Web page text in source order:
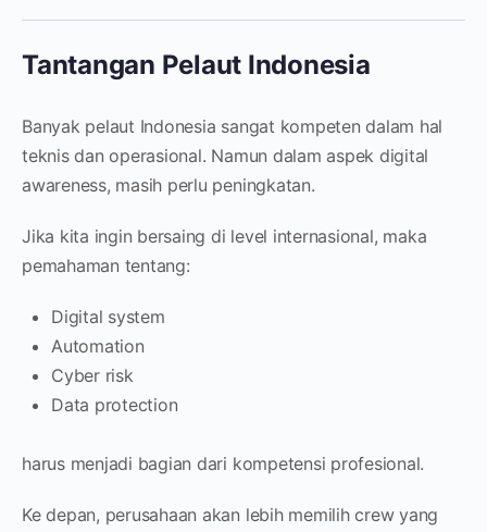
Tantangan Pelaut Indonesia
Banyak pelaut Indonesia sangat kompeten dalam hal
teknis dan operasional. Namun dalam aspek digital
awareness, masih perlu peningkatan.
Jika kita ingin bersaing di level internasional, maka
pemahaman tentang:
Digital system
Automation
Cyber risk
Data protection
harus menjadi bagian dari kompetensi profesional.
Ke depan, perusahaan akan lebih memilih crew yang